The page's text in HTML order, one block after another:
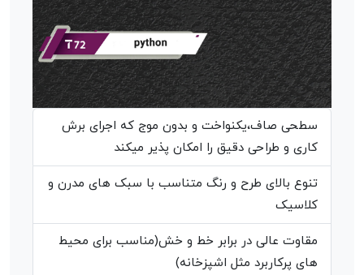
سطحی صاف،یکنواخت و بدون موج که اجرای برش
کاری و طراحی دقیق را امکان پذیر میکند
تنوع بالای طرح و رنگ متناسب با سبک های مدرن و
کلاسیک
مقاوت عالی در برابر خط و خش(مناسب برای محیط
های پرکاربرد مثل اشپزخانه)